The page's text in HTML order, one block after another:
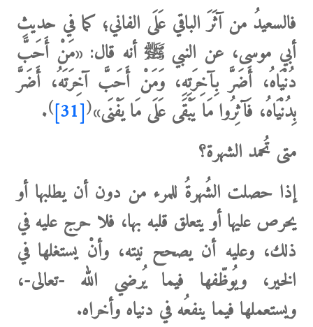
فالسعيدُ من آثَرَ الباقي عَلَى الفاني؛ كما في حديثِ
أبي موسى، عن النبي ﷺ أنه قال:«‌مَنْ ‌أَحَبَّ
‌دُنْيَاهُ، أَضَرَّ بِآخِرَتِهِ، وَمَنْ أَحَبَّ آخِرَتَهُ، أَضَرَّ
بِدُنْيَاهُ، فَآثِرُوا مَا يَبْقَى عَلَى مَا يَفْنَى»(
[31]
)
.
متى تُحمد الشهرة؟
إذا حصلت الشُهرةُ للمرء من دون أن يطلبها أو
يحرص عليها أو يتعلق قلبه بها، فلا حرج عليه في
ذلك، وعليه أن يصحح نيته، وأنْ يستغلها في
الخير، ويُوظّفها فيما يُرضي الله -تعالى-،
ويستعملها فيما ينفعُه في دنياه وأخراه.